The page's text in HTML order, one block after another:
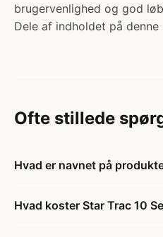
brugervenlighed og god
Dele af indholdet på
Ofte stillede
Hvad er navnet på
Hvad koster Star Trac 10